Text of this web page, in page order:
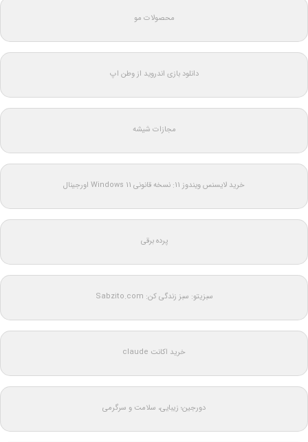
محصولات مو
دانلود بازی اندروید از وطن اپ
مجازات شیشه
خرید لایسنس ویندوز 11: نسخه قانونی Windows 11 اورجینال
پرده برقی
سبزیتو: سبز زندگی کن: Sabzito.com
خرید اکانت claude
دورجین؛ زیبایی، سلامت و سرگرمی